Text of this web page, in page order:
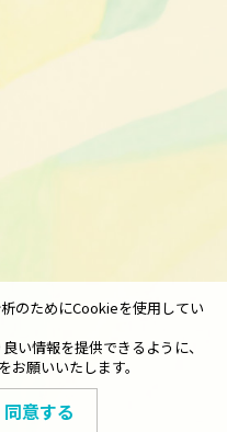
のためにCookieを使用してい
い情報を提供できるように、
願いいたします。
同意する